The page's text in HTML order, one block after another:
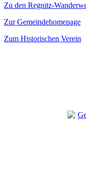
Zu den Regnitz-
Zur Gemeindehomepage
Zum Historischen Verein